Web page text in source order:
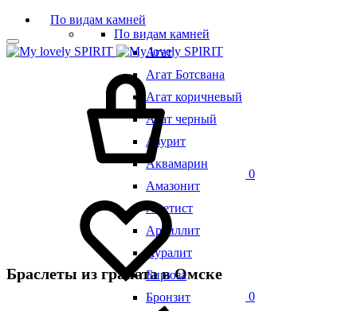
По видам камней
По видам камней
Агат
Агат Ботсвана
Агат коричневый
Агат черный
Азурит
Аквамарин
Амазонит
Аметист
Аргиллит
Ауралит
Бирюза
Бронзит
0
0
Браслеты из граната в Омске